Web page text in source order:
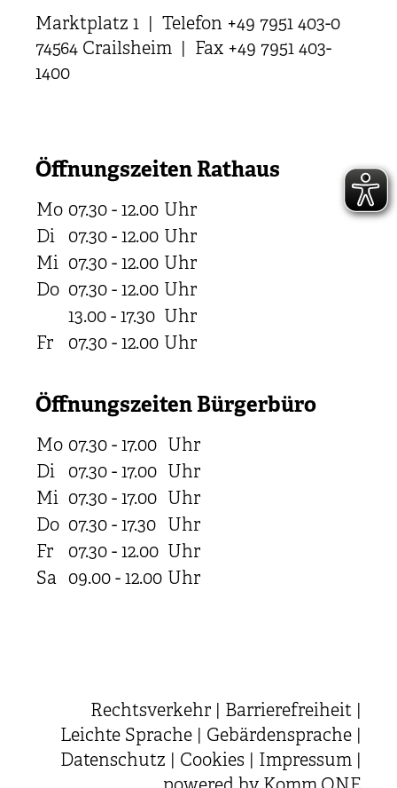
Marktplatz 1 | Telefon +49 7951 403-0
74564 Crailsheim | Fax +49 7951 403-
1400
Öffnungszeiten Rathaus
Mo 07.30 - 12.00 Uhr
Di
07.30 - 12.00 Uhr
Mi 07.30 - 12.00 Uhr
Do 07.30 - 12.00 Uhr
13.00 - 17.30 Uhr
Fr
07.30 - 12.00 Uhr
Öffnungszeiten Bürgerbüro
Mo 07.30 - 17.00 Uhr
Di
07.30 - 17.00 Uhr
Mi 07.30 - 17.00 Uhr
Do 07.30 - 17.30 Uhr
Fr
07.30 - 12.00 Uhr
Sa 09.00 - 12.00 Uhr
Rechtsverkehr Barrierefreiheit
Leichte Sprache
Gebärdensprache
Datenschutz
Cookies Impressum